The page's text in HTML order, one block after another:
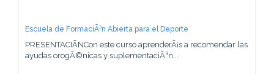
Escuela de FormaciÃ³n Abierta para el Deporte
PRESENTACIÃNCon este curso aprenderÃ¡s a recomendar las
ayudas orogÃ©nicas y suplementaciÃ³n...